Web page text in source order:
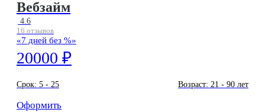
Вебзайм
4.6
16 отзывов
«7 дней без %»
20000 ₽
Срок: 5 - 25 Возраст: 21 - 90 лет
Оформить